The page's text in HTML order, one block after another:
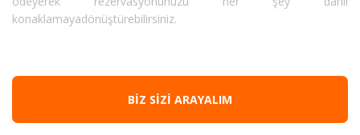
konaklamayadönüştürebilirsiniz.
BIZ SIZI ARAYALIM